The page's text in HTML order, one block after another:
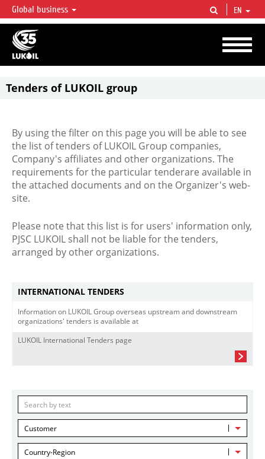
LUKOIL OVERVIEW
LUKOIL is one of the largest oil & gas vertical integrated companies in the world
accounting for over 2% of crude production and circa 1% of proved hydrocarbon
reserves globally.
Global business EN
Tenders of LUKOIL group
By using the filter on this page you will be able to see
the list of tenders of LUKOIL Group companies,
Company's affiliates and other organizations. The
requirements for the particular tenderare available in
the attached documents and on the Organizer's web-
site.
Please note that this list is for users' information only,
PJSC LUKOIL shall not be liable for the tenders,
arranged by other organizations.
INTERNATIONAL TENDERS
Information on LUKOIL Group overseas upstream and downstream
organizations' tenders is available at
LUKOIL International Tenders page
Customer
Country-Region